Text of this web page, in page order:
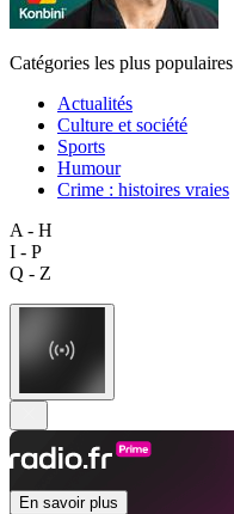
Catégories les plus populaires
Actualités
Culture et société
Sports
Humour
Crime : histoires vraies
A - H
I - P
Q - Z
En savoir plus